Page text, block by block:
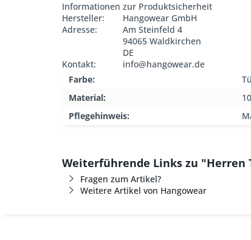
Informationen zur Produktsicherheit
Hersteller:
Hangowear GmbH
Adresse:
Am Steinfeld 4
94065 Waldkirchen
DE
Kontakt:
info@hangowear.de
Farbe:
Material:
Pflegehinweis:
Weiterführende Links zu
Fragen zum Artikel?
Weitere Artikel von Hangowear